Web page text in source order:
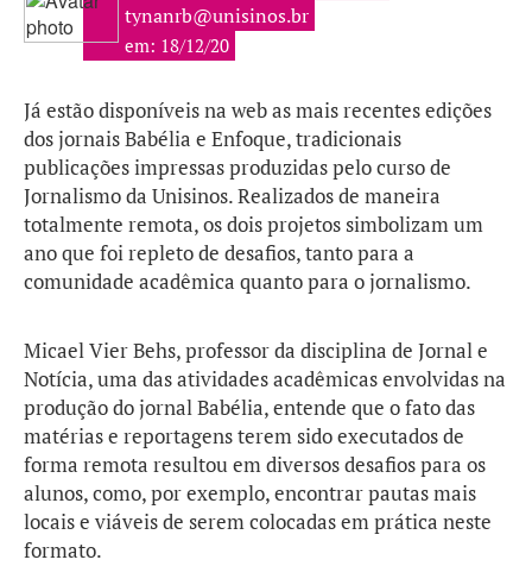
tynanrb@unisinos.br
em: 18/12/20
Já estão disponíveis na web as mais recentes edições
dos jornais Babélia e Enfoque, tradicionais
publicações impressas produzidas pelo curso de
Jornalismo da Unisinos. Realizados de maneira
totalmente remota, os dois projetos simbolizam um
ano que foi repleto de desafios, tanto para a
comunidade acadêmica quanto para o jornalismo.
Micael Vier Behs, professor da disciplina de Jornal e
Notícia, uma das atividades acadêmicas envolvidas na
produção do jornal Babélia, entende que o fato das
matérias e reportagens terem sido executados de
forma remota resultou em diversos desafios para os
alunos, como, por exemplo, encontrar pautas mais
locais e viáveis de serem colocadas em prática neste
formato.